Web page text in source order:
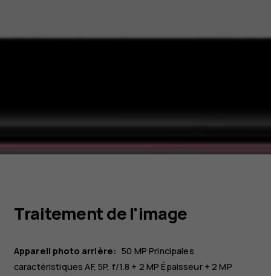
Traitement de l'image
Appareil photo arrière: 50 MPPrincipales
caractéristiques AF, 5P, f/1.8 + 2 MPÉpaisseur+ 2 MP